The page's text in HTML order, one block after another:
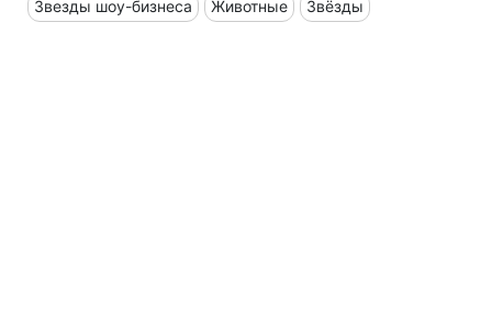
Звезды шоу-бизнеса Животные Звёзды